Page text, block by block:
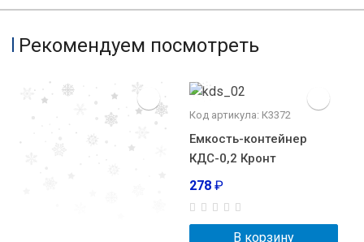
Рекомендуем посмотреть
Код артикула: К3372
Емкость-контейнер
КДС-0,2 Кронт
278 ₽
В корзину